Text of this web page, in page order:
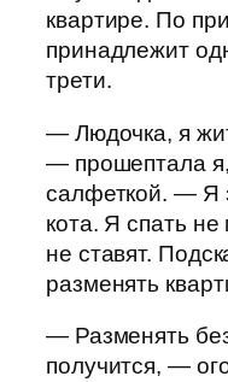
квартире. По
принадлежит
трети.
— Людочка, я
— прошептала
салфеткой. — Я
кота. Я спать
не ставят.
разменять
— Разменять
получится, —